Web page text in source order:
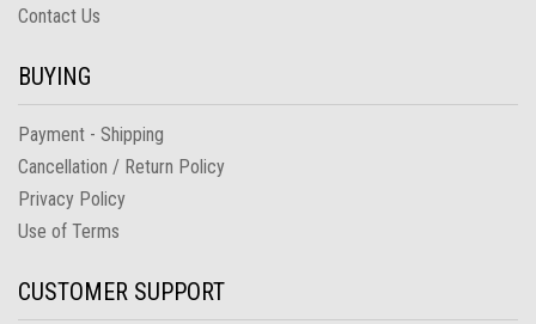
Contact Us
BUYING
Payment - Shipping
Cancellation / Return Policy
Privacy Policy
Use of Terms
CUSTOMER SUPPORT